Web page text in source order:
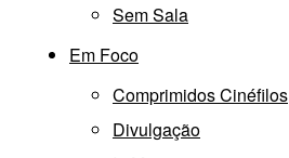
Sem Sala
Em Foco
Comprimidos Cinéfilos
Divulgação